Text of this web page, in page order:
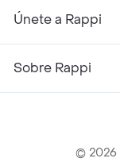
Únete a Rappi
Sobre Rappi
© 2026